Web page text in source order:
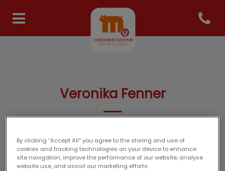
Homepage
Open
Veronika Fenner
TIERÄRZTE-TEAM
By clicking “Accept All” you agree to the storing and use of
cookies and tracking technologies on your device to enhance
site navigation, improve the performance of our website, analyse
website use, and assist our marketing efforts.